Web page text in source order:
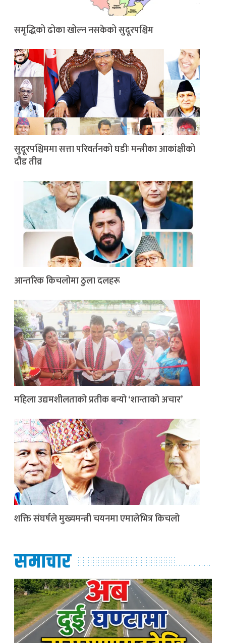
समृद्धिको ढोका खोल्न नसकेको सुदूरपश्चिम
सुदूरपश्चिममा सत्ता परिवर्तनको घडीः मन्त्रीका आकांक्षीको
दौड तीव्र
आन्तरिक किचलोमा ठुला दलहरू
महिला उद्यमशीलताको प्रतीक बन्यो ‘शान्ताको अचार’
शक्ति संघर्षले मुख्यमन्त्री चयनमा एमालेभित्र किचलो
समाचार